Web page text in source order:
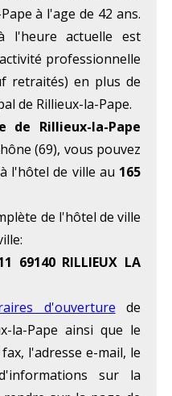
à l'age de 42 ans.
l'heure actuelle est
professionnelle
retraités) en plus de
de Rillieux-la-Pape.
de Rillieux-la-Pape
(69), vous pouvez
l'hôtel de ville au 165
de l'hôtel de ville
69140 RILLIEUX LA
d'ouverture de
la-Pape ainsi que le
l'adresse e-mail, le
sur la